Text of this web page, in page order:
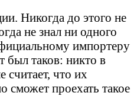
Никогда до этого не
не знал ни одного
импортеру
таков: никто в
считает, что их
сможет проехать такое